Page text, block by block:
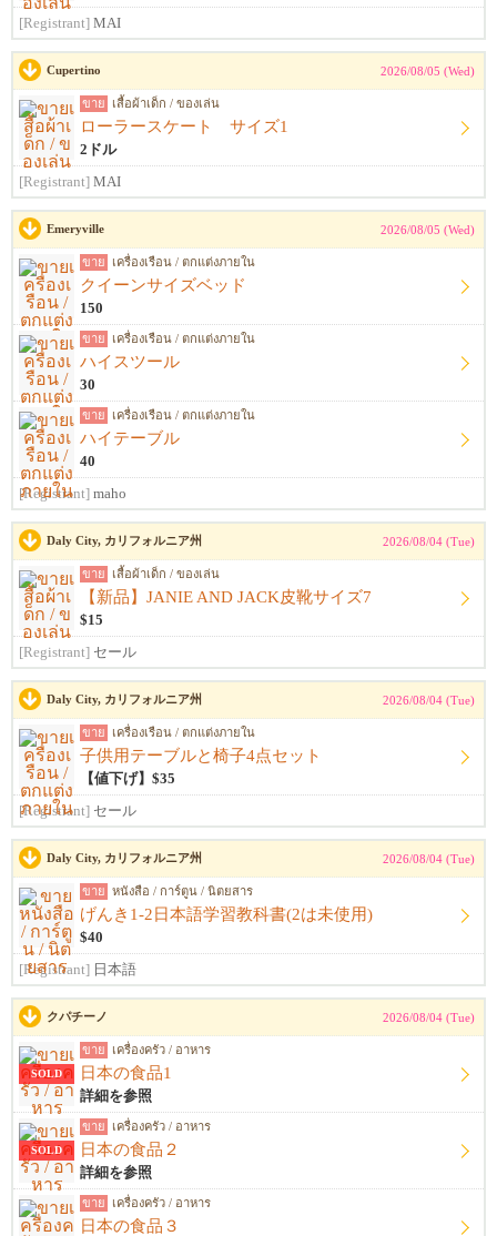
[Registrant] MAI
Cupertino 2026/08/05 (Wed)
ขาย เสื้อผ้าเด็ก / ของเล่น
ローラースケート サイズ1
2ドル
[Registrant] MAI
Emeryville 2026/08/05 (Wed)
ขาย เครื่องเรือน / ตกแต่งภายใน
クイーンサイズベッド
150
ขาย เครื่องเรือน / ตกแต่งภายใน
ハイスツール
30
ขาย เครื่องเรือน / ตกแต่งภายใน
ハイテーブル
40
[Registrant] maho
Daly City, カリフォルニア州 2026/08/04 (Tue)
ขาย เสื้อผ้าเด็ก / ของเล่น
【新品】JANIE AND JACK皮靴サイズ7
$15
[Registrant] セール
Daly City, カリフォルニア州 2026/08/04 (Tue)
ขาย เครื่องเรือน / ตกแต่งภายใน
子供用テーブルと椅子4点セット
【値下げ】$35
[Registrant] セール
Daly City, カリフォルニア州 2026/08/04 (Tue)
ขาย หนังสือ / การ์ตูน / นิตยสาร
げんき1-2日本語学習教科書(2は未使用)
$40
[Registrant] 日本語
クパチーノ 2026/08/04 (Tue)
SOLD
ขาย เครื่องครัว / อาหาร
日本の食品1
詳細を参照
SOLD
ขาย เครื่องครัว / อาหาร
日本の食品２
詳細を参照
ขาย เครื่องครัว / อาหาร
日本の食品３